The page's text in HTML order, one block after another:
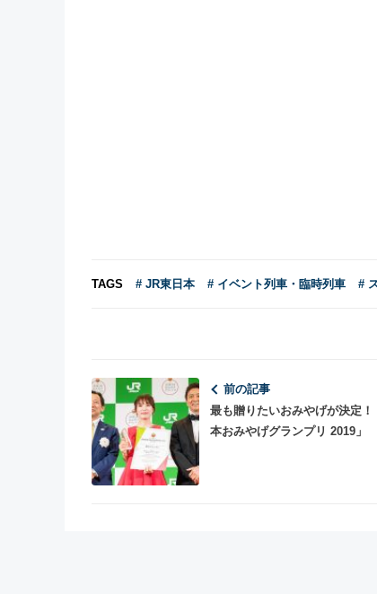
TAGS # JR東日本 # イベント列車・臨時列車 #
前の記事
最も贈りたいおみやげが決定！
本おみやげグランプリ 2019」